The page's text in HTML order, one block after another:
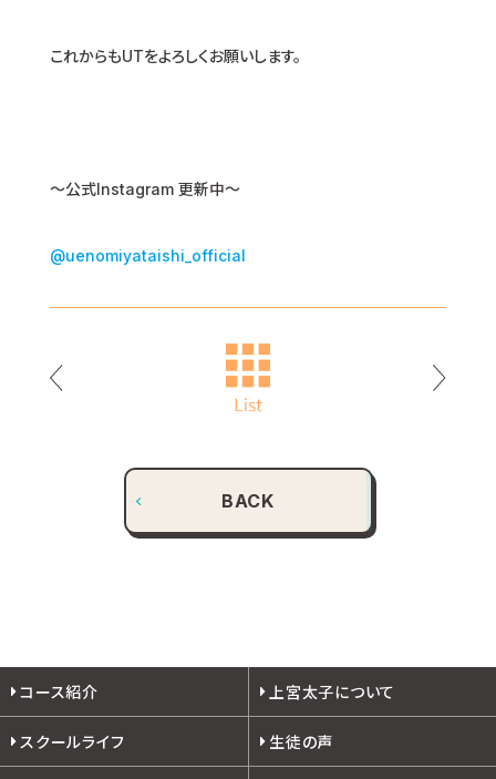
これからもUTをよろしくお願いします。
〜公式Instagram 更新中〜
@uenomiyataishi_official
BACK
コース紹介 上宮太子について
スクールライフ 生徒の声